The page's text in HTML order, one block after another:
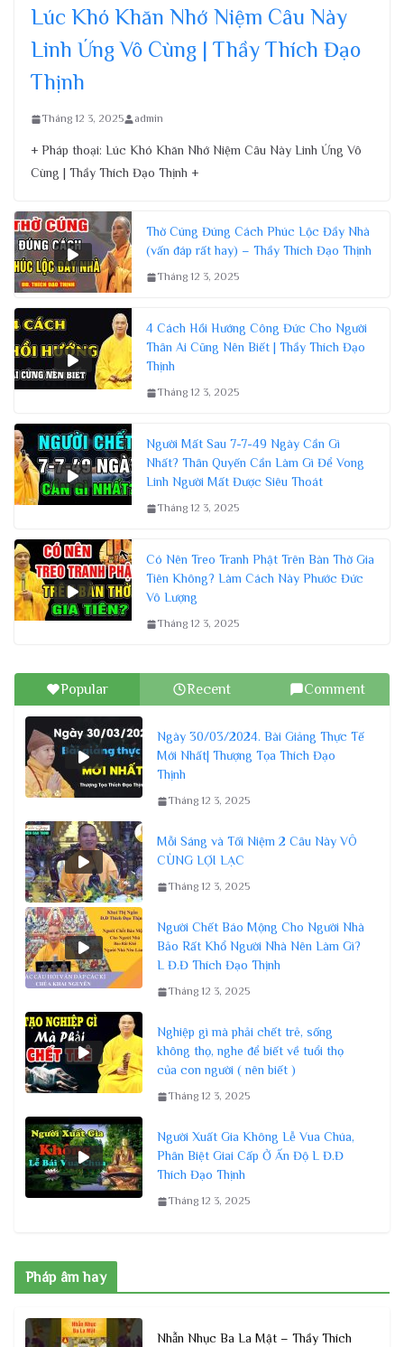
Lúc Khó Khăn Nhớ Niệm Câu Này
Linh Ứng Vô Cùng | Thầy Thích Đạo
Thịnh
Tháng 12 3, 2025 admin
+ Pháp thoại: Lúc Khó Khăn Nhớ Niệm Câu Này Linh Ứng Vô
Cùng | Thầy Thích Đạo Thịnh +
Thờ Cúng Đúng Cách Phúc Lộc Đầy Nhà
(vấn đáp rất hay) – Thầy Thích Đạo Thịnh
Tháng 12 3, 2025
4 Cách Hồi Hướng Công Đức Cho Người
Thân Ai Cũng Nên Biết | Thầy Thích Đạo
Thịnh
Tháng 12 3, 2025
Người Mất Sau 7-7-49 Ngày Cần Gì
Nhất? Thân Quyến Cần Làm Gì Để Vong
Linh Người Mất Được Siêu Thoát
Tháng 12 3, 2025
Có Nên Treo Tranh Phật Trên Bàn Thờ Gia
Tiên Không? Làm Cách Này Phước Đức
Vô Lượng
Tháng 12 3, 2025
Popular Recent Comment
Ngày 30/03/2024. Bài Giảng Thực Tế
Mới Nhất| Thượng Tọa Thích Đạo
Thịnh
Tháng 12 3, 2025
Mỗi Sáng và Tối Niệm 2 Câu Này VÔ
CÙNG LỢI LẠC
Tháng 12 3, 2025
Người Chết Báo Mộng Cho Người Nhà
Bảo Rất Khổ Người Nhà Nên Làm Gì?
L Đ.Đ Thích Đạo Thịnh
Tháng 12 3, 2025
Nghiệp gì mà phải chết trẻ, sống
không thọ, nghe để biết về tuổi thọ
của con người ( nên biết )
Tháng 12 3, 2025
Người Xuất Gia Không Lễ Vua Chúa,
Phân Biệt Giai Cấp Ở Ấn Độ L Đ.Đ
Thích Đạo Thịnh
Tháng 12 3, 2025
Pháp âm hay
Nhẫn Nhục Ba La Mật – Thầy Thích